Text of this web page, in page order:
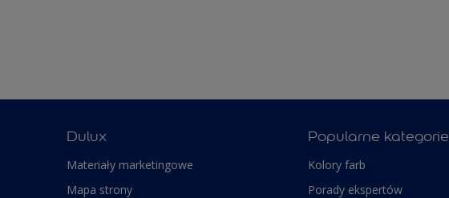
Dulux
Materiały marketingowe
Mapa strony
Popularne kategorie
Kolory farb
Porady ekspertów